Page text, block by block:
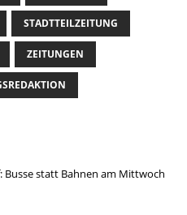
STADTTEILZEITUNG
ZEITUNGEN
Busse statt Bahnen am Mittwoch